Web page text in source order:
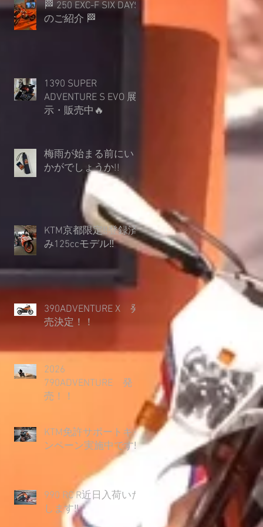
🏁 250 EXC-F SIX DAYS
のご紹介 🏁
1390 SUPER
ADVENTURE S EVO 展
示・販売中🔥
梅雨が始まる前にい
かがでしょうか︎!!
KTM京都限定‼登録済
み125ccモデル‼
390ADVENTURE X 発
売決定！！
2026
790ADVENTURE 発
売！！
KTM免許サポートキャ
ンペーン実施中です‼
990 RC R近日入荷いた
します‼